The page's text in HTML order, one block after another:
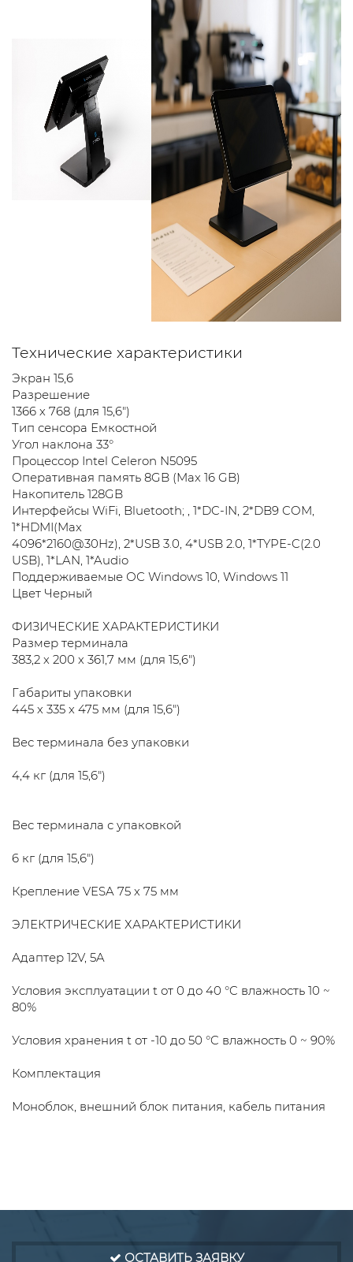
Технические характеристики
Экран 15,6
Разрешение
1366 х 768 (для 15,6")
Тип сенсора Емкостной
Угол наклона 33°
Процессор Intel Celeron N5095
Оперативная память 8GB (Max 16 GB)
Накопитель 128GB
Интерфейсы WiFi, Bluetooth; , 1*DC-IN, 2*DB9 COM,
1*HDMI(Max
4096*2160@30Hz), 2*USB 3.0, 4*USB 2.0, 1*TYPE-C(2.0
USB), 1*LAN, 1*Audio
Поддерживаемые ОС Windows 10, Windows 11
Цвет Черный
ФИЗИЧЕСКИЕ ХАРАКТЕРИСТИКИ
Размер терминала
383,2 х 200 х 361,7 мм (для 15,6")
Габариты упаковки
445 х 335 х 475 мм (для 15,6")
Вес терминала без упаковки
4,4 кг (для 15,6")
Вес терминала с упаковкой
6 кг (для 15,6")
Крепление VESA 75 х 75 мм
ЭЛЕКТРИЧЕСКИЕ ХАРАКТЕРИСТИКИ
Адаптер 12V, 5A
Условия эксплуатации t от 0 до 40 °C влажность 10 ~
80%
Условия хранения t от -10 до 50 °C влажность 0 ~ 90%
Комплектация
Моноблок, внешний блок питания, кабель питания
ОСТАВИТЬ ЗАЯВКУ